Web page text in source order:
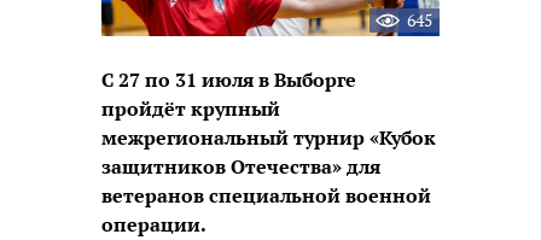
645
С 27 по 31 июля в Выборге
пройдёт крупный
межрегиональный турнир «Кубок
защитников Отечества» для
ветеранов специальной военной
операции.